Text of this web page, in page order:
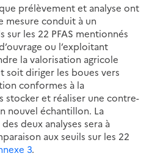
prélèvement et analyse ont
mesure conduit à un
sur les 22 PFAS mentionnés
ou l’exploitant
la valorisation agricole
soit diriger les boues vers
conformes à la
stocker et réaliser une contre-
nouvel échantillon. La
deux analyses sera à
aux seuils sur les 22
3.